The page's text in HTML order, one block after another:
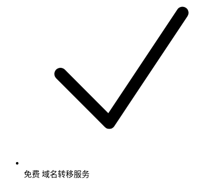
免费 域名转移服务